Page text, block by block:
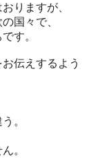
りますが、
国々で、
す。
伝えするよう
。
。